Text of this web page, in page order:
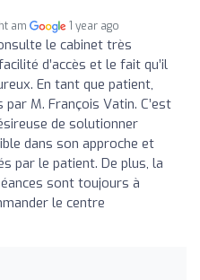
am 1 year ago
le cabinet très
d’accès et le fait qu’il
En tant que patient,
M. François Vatin. C’est
de solutionner
dans son approche et
par le patient. De plus, la
sont toujours à
le centre